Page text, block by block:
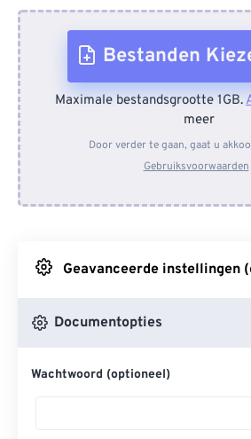
Bestanden
Van apparaat
Van Dropbox
Maximale bestandsgrootte 1GB.
meer
Door verder te gaan, gaat u
Gebruiksvoorwaarden
Geavanceerde instellingen
Documentopties
Wachtwoord (optioneel)